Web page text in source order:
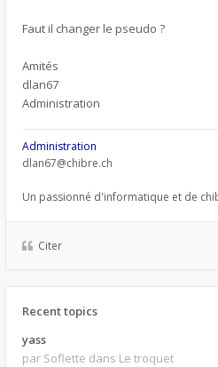
Faut il changer le pseudo ?
Amités
dlan67
Administration
Administration
dlan67@chibre.ch
Un passionné d'informatique et de
Citer
Recent topics
yass
par Soflette dans Le troquet